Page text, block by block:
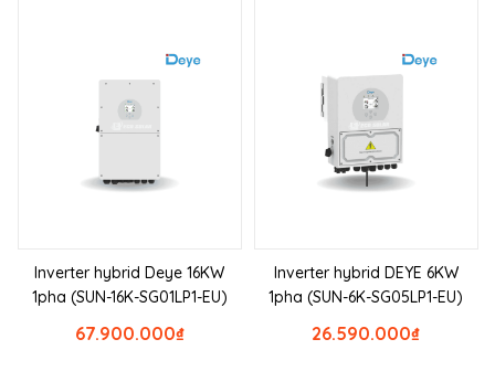
Inverter hybrid Deye 16KW
1pha (SUN-16K-SG01LP1-EU)
₫
67.900.000
Inverter hybrid DEYE 6KW
1pha (SUN-6K-SG05LP1-EU)
₫
26.590.000